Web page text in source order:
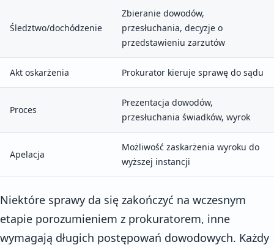
Śledztwo/dochódzenie
Zbieranie dowodów,
przesłuchania, decyzje o
przedstawieniu zarzutów
Akt oskarżenia Prokurator kieruje sprawę do sądu
Proces
Prezentacja dowodów,
przesłuchania świadków, wyrok
Apelacja
Możliwość zaskarżenia wyroku do
wyższej instancji
Niektóre sprawy da się zakończyć na wczesnym
etapie porozumieniem z prokuratorem, inne
wymagają długich postępowań dowodowych. Każdy